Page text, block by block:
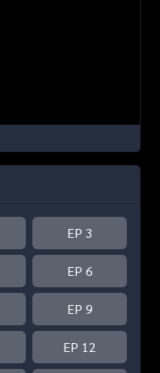
EP 3
EP 6
EP 9
EP 12